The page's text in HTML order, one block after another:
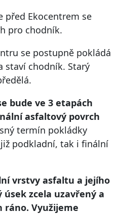
před Ekocentrem se
pro chodník.
se postupně pokládá
staví chodník. Starý
bude ve 3 etapách
asfaltový povrch
termín pokládky
podkladní, tak i finální
vrstvy asfaltu a jejího
zcela uzavřený a
ráno. Využijeme